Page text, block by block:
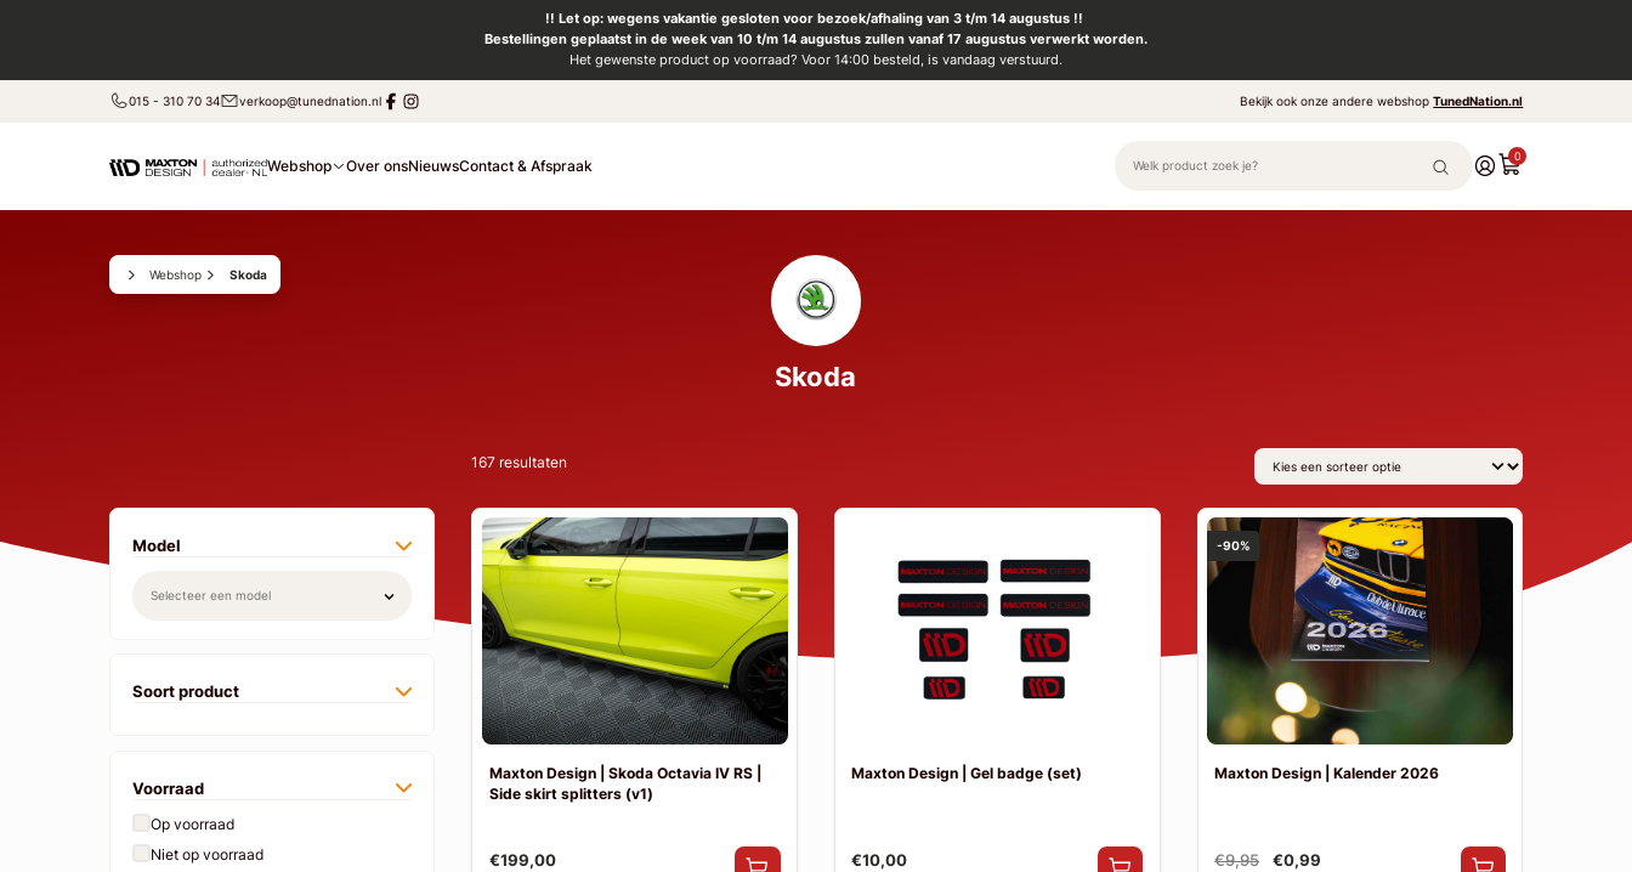
!! Let op: wegens vakantie gesloten voor bezoek/afhaling van 3 t/m 14 augustus !!
Bestellingen geplaatst in de week van 10 t/m 14 augustus zullen vanaf 17 augustus verwerkt worden.
Het gewenste product op voorraad? Voor 14:00 besteld, is vandaag verstuurd.
015 - 310 70 34 verkoop@tunednation.nl Bekijk ook onze andere webshopTunedNation.nl
Webshop Over onsNieuwsContact & Afspraak
0
Webshop Skoda
Skoda
167 resultaten
Model
Soort product
Voorraad
Op voorraad
Niet op voorraad
Maxton Design | Skoda Octavia IV RS |
Side skirt splitters (v1)
€199,00
Maxton Design | Gel badge (set)
€10,00
-90%
Maxton Design | Kalender 2026
€9,95 €0,99